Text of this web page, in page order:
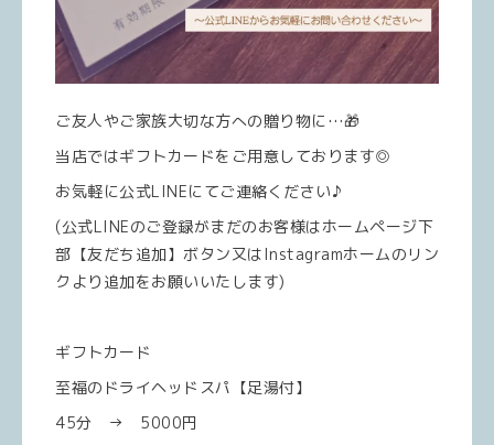
ご友人やご家族大切な方への贈り物に…🎁
当店ではギフトカードをご用意しております◎
お気軽に公式LINEにてご連絡ください♪
(公式LINEのご登録がまだのお客様はホームページ下
部【友だち追加】ボタン又はInstagramホームのリン
クより追加をお願いいたします)
ギフトカード
至福のドライヘッドスパ【足湯付】
45分 → 5000円